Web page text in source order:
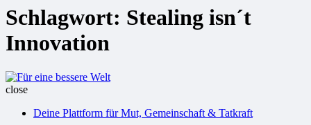
Schlagwort: Stealing isn´t
Innovation
Für
Welt
close
Deine Plattform für Mut, Gemeinschaft & Tatkraft